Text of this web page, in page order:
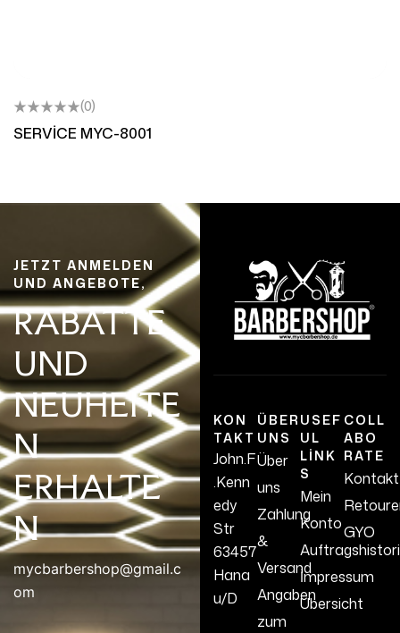
(0)
SERVİCE MYC-8001
KON
TAKT
John.F
.Kenn
edy
Str
63457
Hana
u/D
ÜBER
UNS
Über
uns
Zahlung
&
Versand
Angaben
zum
USEF
UL
LINK
S
Mein
Konto
İmpressum
Übersicht
COLL
ABO
RATE
Kontakt
GYO
JETZT ANMELDEN
UND ANGEBOTE,
RABATTE
UND
NEUHEITE
N
ERHALTE
N
mycbarbershop@gmail.c
om